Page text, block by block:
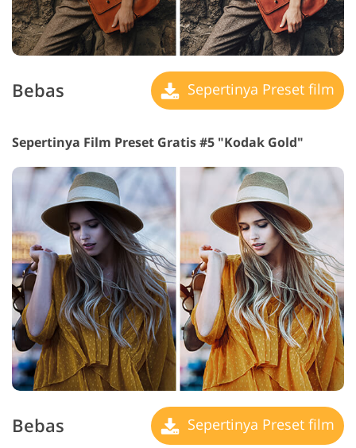
Bebas Sepertinya Preset film
Sepertinya Film Preset Gratis #5 "Kodak Gold"
Bebas Sepertinya Preset film